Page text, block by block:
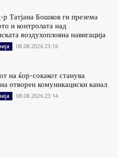
Татјана Бошков ги презема
и контролата над
воздухопловна навигација
08.08.2026 23:16
на ќор-сокакот станува
отворен комуникациски канал
08.08.2026 23:14